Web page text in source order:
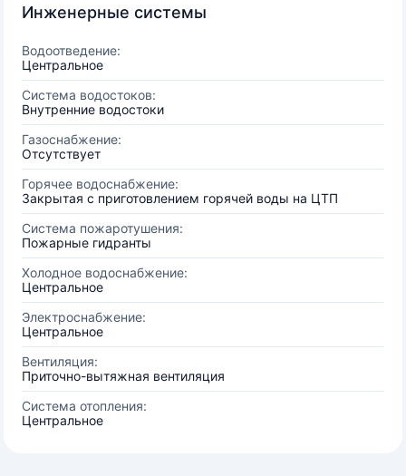
Инженерные системы
Водоотведение:
Центральное
Система водостоков:
Внутренние водостоки
Газоснабжение:
Отсутствует
Горячее водоснабжение:
Закрытая с приготовлением горячей воды на ЦТП
Система пожаротушения:
Пожарные гидранты
Холодное водоснабжение:
Центральное
Электроснабжение:
Центральное
Вентиляция:
Приточно-вытяжная вентиляция
Система отопления:
Центральное